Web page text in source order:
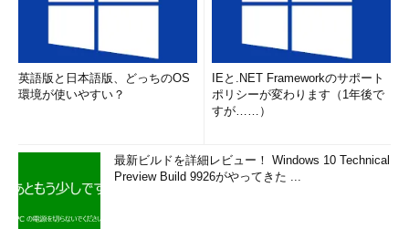
英語版と日本語版、どっちのOS
環境が使いやすい？
IEと.NET Frameworkのサポート
ポリシーが変わります（1年後で
すが……）
最新ビルドを詳細レビュー！ Windows 10 Technical
Preview Build 9926がやってきた ...